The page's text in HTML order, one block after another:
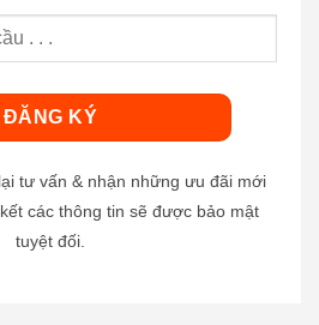
tư vấn & nhận những ưu đãi mới
các thông tin sẽ được bảo mật
tuyệt đối.